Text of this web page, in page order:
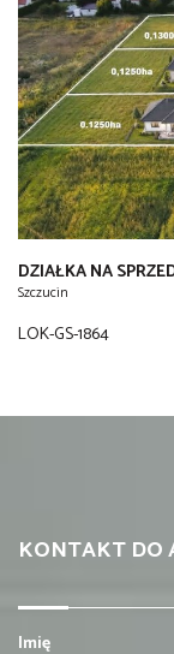
DZIAŁKA NA
Szczucin
LOK-GS-1864
KONTAKT DO
Imię